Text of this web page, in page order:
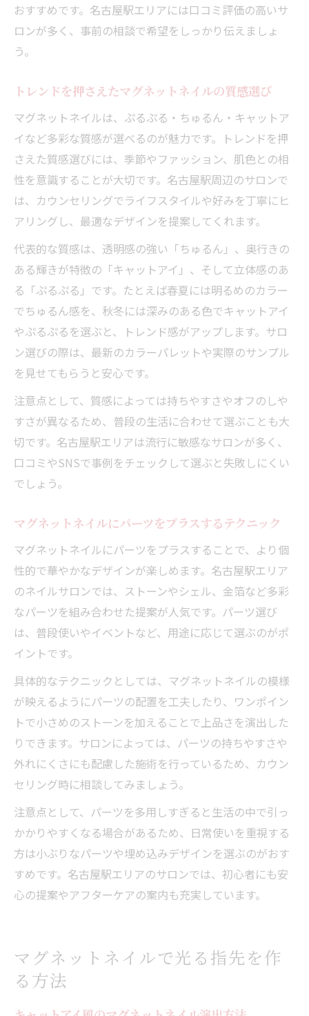
おすすめです。名古屋駅エリアには口コミ評価の高いサ
ロンが多く、事前の相談で希望をしっかり伝えましょ
う。
トレンドを押さえたマグネットネイルの質感選び
マグネットネイルは、ぷるぷる・ちゅるん・キャットア
イなど多彩な質感が選べるのが魅力です。トレンドを押
さえた質感選びには、季節やファッション、肌色との相
性を意識することが大切です。名古屋駅周辺のサロンで
は、カウンセリングでライフスタイルや好みを丁寧にヒ
アリングし、最適なデザインを提案してくれます。
代表的な質感は、透明感の強い「ちゅるん」、奥行きの
ある輝きが特徴の「キャットアイ」、そして立体感のあ
る「ぷるぷる」です。たとえば春夏には明るめのカラー
でちゅるん感を、秋冬には深みのある色でキャットアイ
やぷるぷるを選ぶと、トレンド感がアップします。サロ
ン選びの際は、最新のカラーパレットや実際のサンプル
を見せてもらうと安心です。
注意点として、質感によっては持ちやすさやオフのしや
すさが異なるため、普段の生活に合わせて選ぶことも大
切です。名古屋駅エリアは流行に敏感なサロンが多く、
口コミやSNSで事例をチェックして選ぶと失敗しにくい
でしょう。
マグネットネイルにパーツをプラスするテクニック
マグネットネイルにパーツをプラスすることで、より個
性的で華やかなデザインが楽しめます。名古屋駅エリア
のネイルサロンでは、ストーンやシェル、金箔など多彩
なパーツを組み合わせた提案が人気です。パーツ選び
は、普段使いやイベントなど、用途に応じて選ぶのがポ
イントです。
具体的なテクニックとしては、マグネットネイルの模様
が映えるようにパーツの配置を工夫したり、ワンポイン
トで小さめのストーンを加えることで上品さを演出した
りできます。サロンによっては、パーツの持ちやすさや
外れにくさにも配慮した施術を行っているため、カウン
セリング時に相談してみましょう。
注意点として、パーツを多用しすぎると生活の中で引っ
かかりやすくなる場合があるため、日常使いを重視する
方は小ぶりなパーツや埋め込みデザインを選ぶのがおす
すめです。名古屋駅エリアのサロンでは、初心者にも安
心の提案やアフターケアの案内も充実しています。
マグネットネイルで光る指先を作
る方法